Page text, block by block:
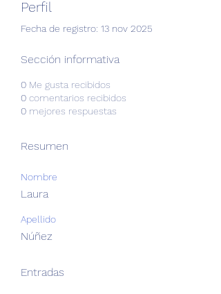
Perfil
Fecha de registro: 13 nov 2025
Sección informativa
0 Me gusta recibidos
0 comentarios recibidos
0 mejores respuestas
Resumen
Nombre
Laura
Apellido
Núñez
Entradas